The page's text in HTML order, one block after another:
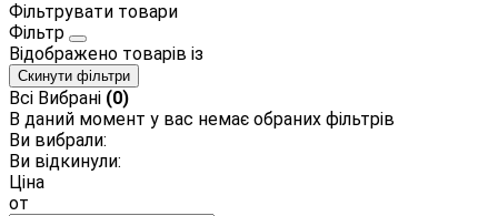
Фільтрувати товари
Фільтр
Відображено товарів із
Скинути фільтри
Всі Вибрані (0)
В даний момент у вас немає обраних фільтрів
Ви вибрали:
Ви відкинули:
Ціна
от